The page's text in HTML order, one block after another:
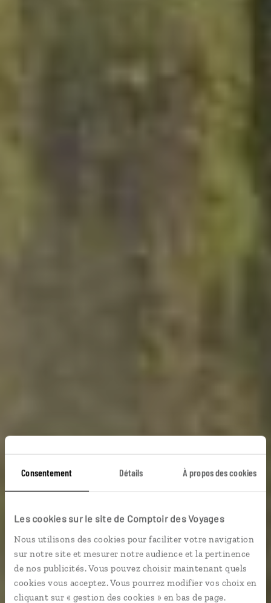
Consentement Détails À propos des cookies
Les cookies sur le site de Comptoir des Voyages
Nous utilisons des cookies pour faciliter votre navigation
sur notre site et mesurer notre audience et la pertinence
de nos publicités. Vous pouvez choisir maintenant quels
cookies vous acceptez. Vous pourrez modifier vos choix en
cliquant sur « gestion des cookies » en bas de page.
Un pays trollement
beau
Autotour famille en Islande : Reykjavik, Geysir,
Thingvellir, Vik…
En famille